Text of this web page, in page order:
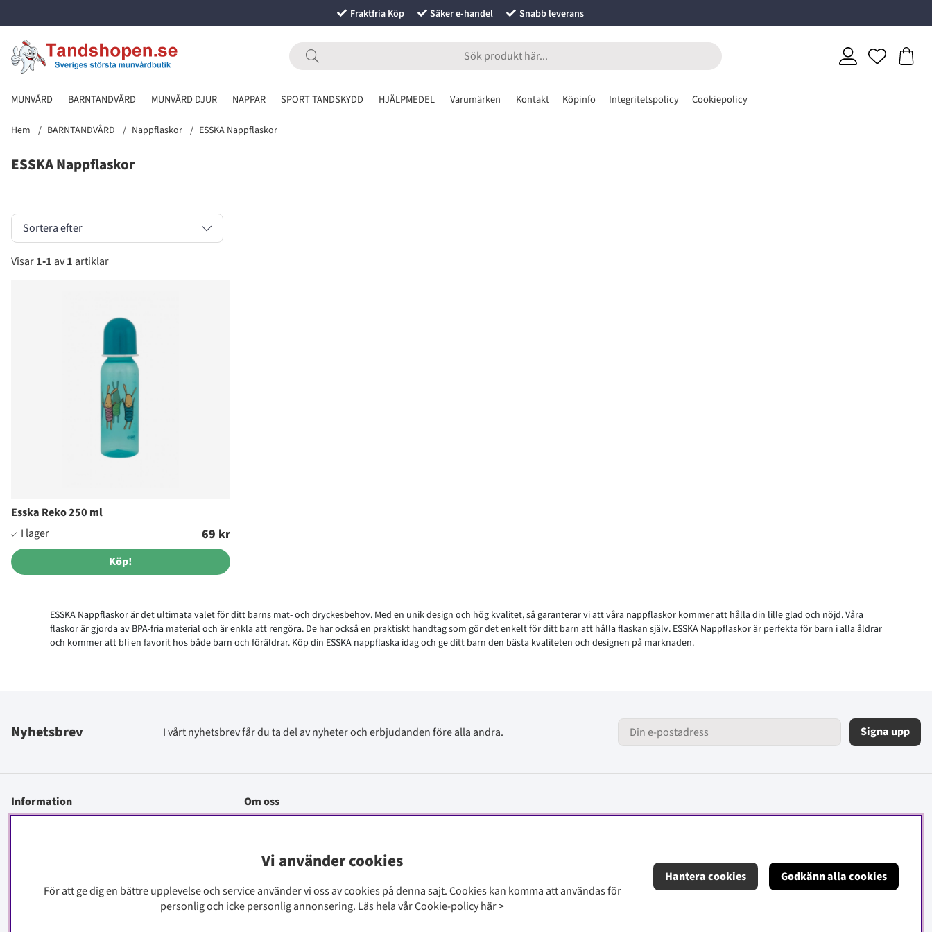
Fraktfria Köp Säker e-handel Snabb leverans
MUNVÅRD BARNTANDVÅRD MUNVÅRD DJUR NAPPAR SPORT TANDSKYDD HJÄLPMEDEL Varumärken Kontakt Köpinfo Integritetspolicy Cookiepolicy
Hem BARNTANDVÅRD Nappflaskor ESSKA Nappflaskor
ESSKA Nappflaskor
Sortera efter
Visar1-1 av1 artiklar
Esska Reko 250 ml
69 kr
Köp!
ESSKA Nappflaskor är det ultimata valet för ditt barns mat- och dryckesbehov. Med en unik design och hög kvalitet, så garanterar vi att våra nappflaskor kommer att hålla din lille glad och nöjd. Våra
flaskor är gjorda av BPA-fria material och är enkla att rengöra. De har också en praktiskt handtag som gör det enkelt för ditt barn att hålla flaskan själv. ESSKA Nappflaskor är perfekta för barn i alla åldrar
och kommer att bli en favorit hos både barn och föräldrar. Köp din ESSKA nappflaska idag och ge ditt barn den bästa kvaliteten och designen på marknaden.
Nyhetsbrev I vårt nyhetsbrev får du ta del av nyheter och erbjudanden före alla andra. Signa upp
Information
Cookiepolicy
Om oss
Vi använder cookies
För att ge dig en bättre upplevelse och service använder vi oss av cookies på denna sajt.Cookies kan komma att användas för
personlig och icke personlig annonsering. Läs hela vår Cookie-policyhär>
Hantera cookies Godkänn alla cookies